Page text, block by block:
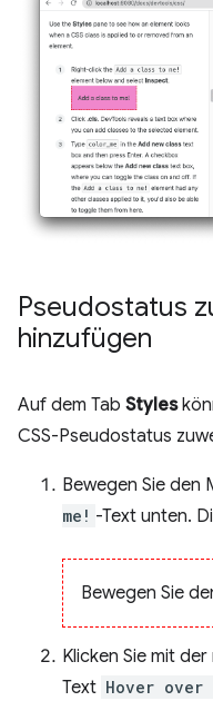
Pseudostatus
hinzufügen
Auf dem Tab Styles
CSS-Pseudostatus
Bewegen Sie den
me! -Text unten.
Bewegen Sie
Klicken Sie mit
Text Hover over